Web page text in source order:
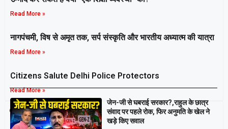
Read More »
नागपंचमी, ​विष से अमृत तक, सर्प संस्कृति और भारतीय अध्यात्म की यात्रा
Read More »
Citizens Salute Delhi Police Protectors
Read More »
Breaking
जेन-जी से घबराई सरकार?,राहुल के छात्र
संवाद पर पहले रोक, फिर अनुमति के खेल ने
खड़े किए सवाल